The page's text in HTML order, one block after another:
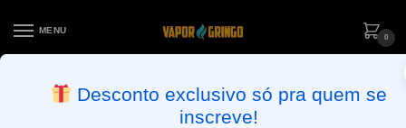
MENU
0
APROVADOS ATÉ 15:30 VIA MOTOBOY
Desconto exclusivo só pra quem se
inscreve!